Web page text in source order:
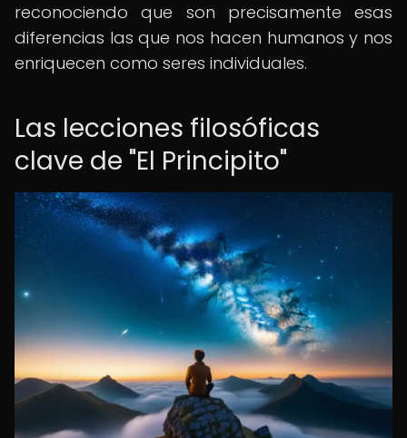
reconociendo que son precisamente esas
diferencias las que nos hacen humanos y nos
enriquecen como seres individuales.
Las lecciones filosóficas
clave de "El Principito"